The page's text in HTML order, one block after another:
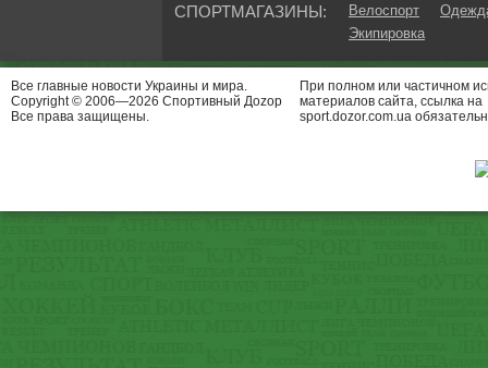
СПОРТМАГАЗИНЫ: Велоспорт
Экипировка
Все главные новости Украины и мира.
Copyright © 2006—2026 Спортивный Доzор
Все права защищены.
При полном или частичном
материалов сайта, ссылка на
sport.dozor.com.ua